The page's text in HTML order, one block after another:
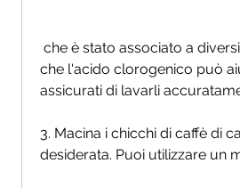
che l'acido clorogenico può
assicurati di lavarli
3. Macina i chicchi di caffè di
desiderata. Puoi utilizzare un